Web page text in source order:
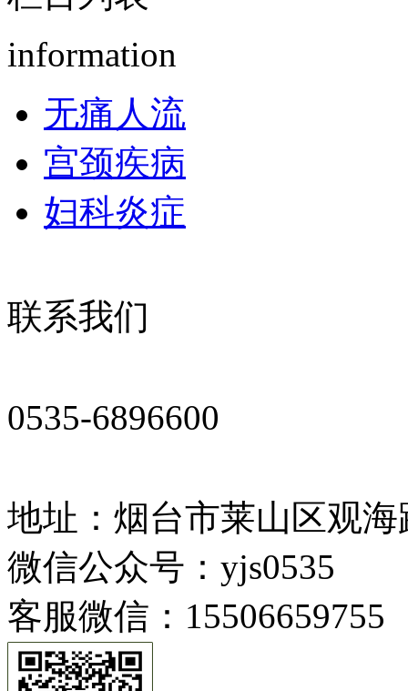
information
无痛人流
宫颈疾病
妇科炎症
联系我们
0535-6896600
地址：烟台市莱山区观海
微信公众号：yjs0535
客服微信：15506659755